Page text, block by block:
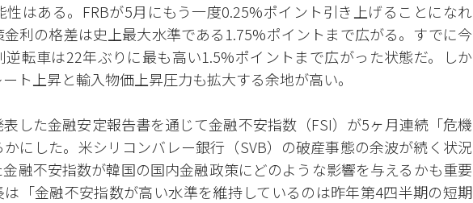
はある。FRBが5月にもう一度0.25%ポイント引き上げることになれ
利の格差は史上最大水準である1.75%ポイントまで広がる。すでに今
転車は22年ぶりに最も高い1.5%ポイントまで広がった状態だ。しか
ト上昇と輸入物価上昇圧力も拡大する余地が高い。
した金融安定報告書を通じて金融不安指数（FSI）が5ヶ月連続「危機
にした。米シリコンバレー銀行（SVB）の破産事態の余波が続く状況
融不安指数が韓国の国内金融政策にどのような影響を与えるかも重要
「金融不安指数が高い水準を維持しているのは昨年第4四半期の短期